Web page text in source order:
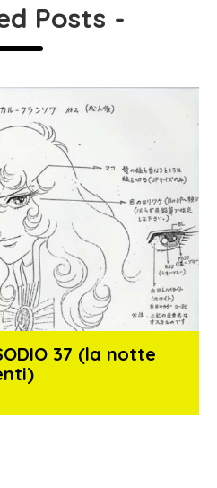
Posts -
37 (la notte